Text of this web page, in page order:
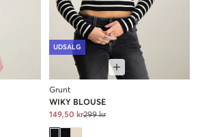
UDSALG
Grunt
WIKY BLOUSE
149,50 kr299 kr